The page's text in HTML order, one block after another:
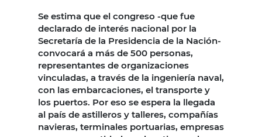
Se estima que el congreso -que fue
declarado de interés nacional por la
Secretaría de la Presidencia de la Nación-
convocará a más de 500 personas,
representantes de organizaciones
vinculadas, a través de la ingeniería naval,
con las embarcaciones, el transporte y
los puertos. Por eso se espera la llegada
al país de astilleros y talleres, compañías
navieras, terminales portuarias, empresas